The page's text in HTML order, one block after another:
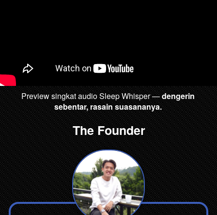
Preview singkat audio Sleep Whisper — dengerin
sebentar, rasain suasananya.
The Founder